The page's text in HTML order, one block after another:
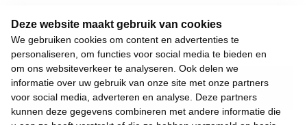
Deze website maakt gebruik van cookies
We gebruiken cookies om content en advertenties te
personaliseren, om functies voor social media te bieden en
om ons websiteverkeer te analyseren. Ook delen we
informatie over uw gebruik van onze site met onze partners
voor social media, adverteren en analyse. Deze partners
kunnen deze gegevens combineren met andere informatie die
Algemeen
Laatste nieuws